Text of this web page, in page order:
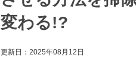
変わる!?
更新日： 2025年08月12日